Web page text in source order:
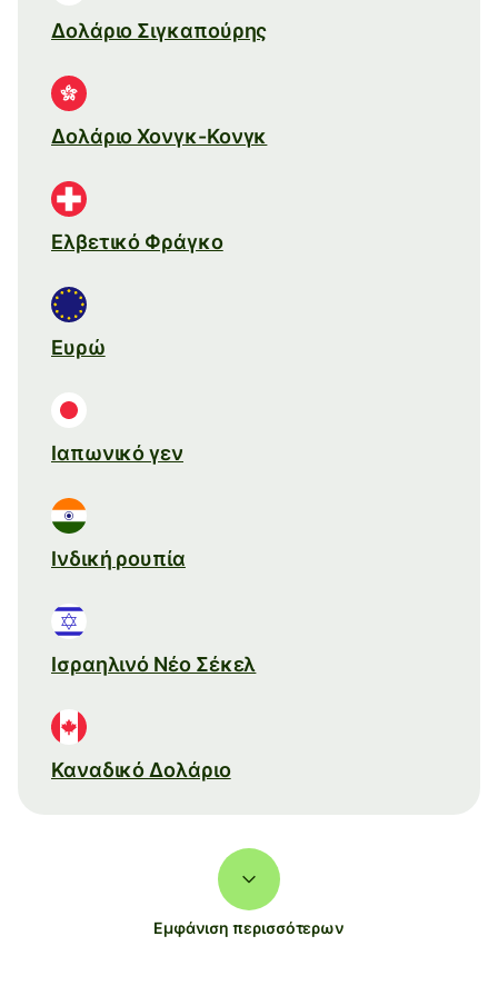
Δολάριο Σιγκαπούρης
Δολάριο Χονγκ-Κονγκ
Ελβετικό Φράγκο
Ευρώ
Ιαπωνικό γεν
Ινδική ρουπία
Ισραηλινό Νέο Σέκελ
Καναδικό Δολάριο
Εμφάνιση περισσότερων